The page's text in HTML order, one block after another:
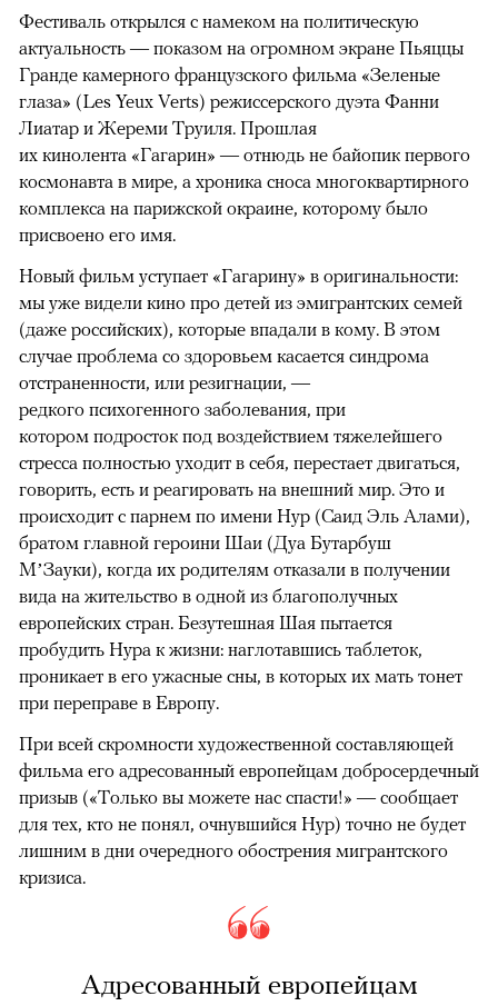
Фестиваль открылся с намеком на политическую
актуальность — показом на огромном экране Пьяццы
Гранде камерного французского фильма «Зеленые
глаза» (Les Yeux Verts) режиссерского дуэта Фанни
Лиатар и Жереми Труиля. Прошлая
их кинолента «Гагарин» — отнюдь не байопик первого
космонавта в мире, а хроника сноса многоквартирного
комплекса на парижской окраине, которому было
присвоено его имя.
Новый фильм уступает «Гагарину» в оригинальности:
мы уже видели кино про детей из эмигрантских семей
(даже российских), которые впадали в кому. В этом
случае проблема со здоровьем касается синдрома
отстраненности, или резигнации, —
редкого психогенного заболевания, при
котором подросток под воздействием тяжелейшего
стресса полностью уходит в себя, перестает двигаться,
говорить, есть и реагировать на внешний мир. Это и
происходит с парнем по имени Нур (Саид Эль Алами),
братом главной героини Шаи (Дуа Бутарбуш
М’Зауки), когда их родителям отказали в получении
вида на жительство в одной из благополучных
европейских стран. Безутешная Шая пытается
пробудить Нура к жизни: наглотавшись таблеток,
проникает в его ужасные сны, в которых их мать тонет
при переправе в Европу.
При всей скромности художественной составляющей
фильма его адресованный европейцам добросердечный
призыв («Только вы можете нас спасти!» — сообщает
для тех, кто не понял, очнувшийся Нур) точно не будет
лишним в дни очередного обострения мигрантского
кризиса.
Адресованный европейцам